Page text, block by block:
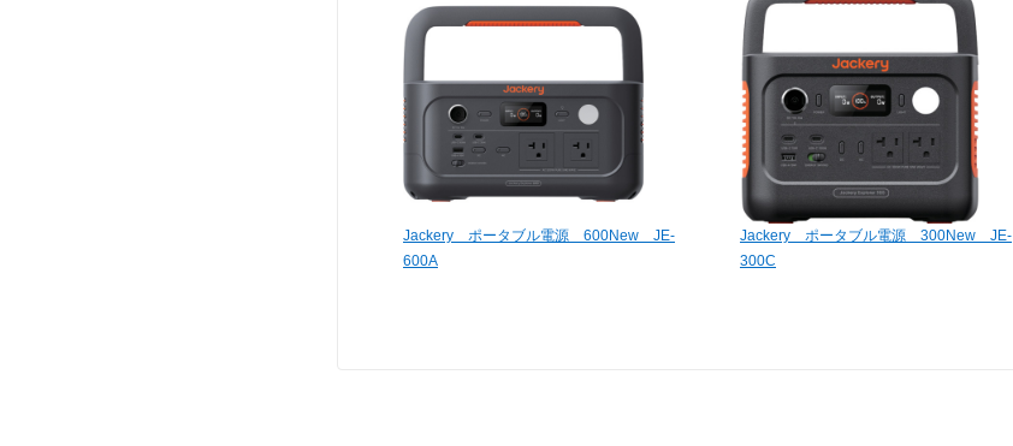
Jackery ポータブル電源 600New JE-
600A
Jackery ポータブル電源 300New JE-
300C